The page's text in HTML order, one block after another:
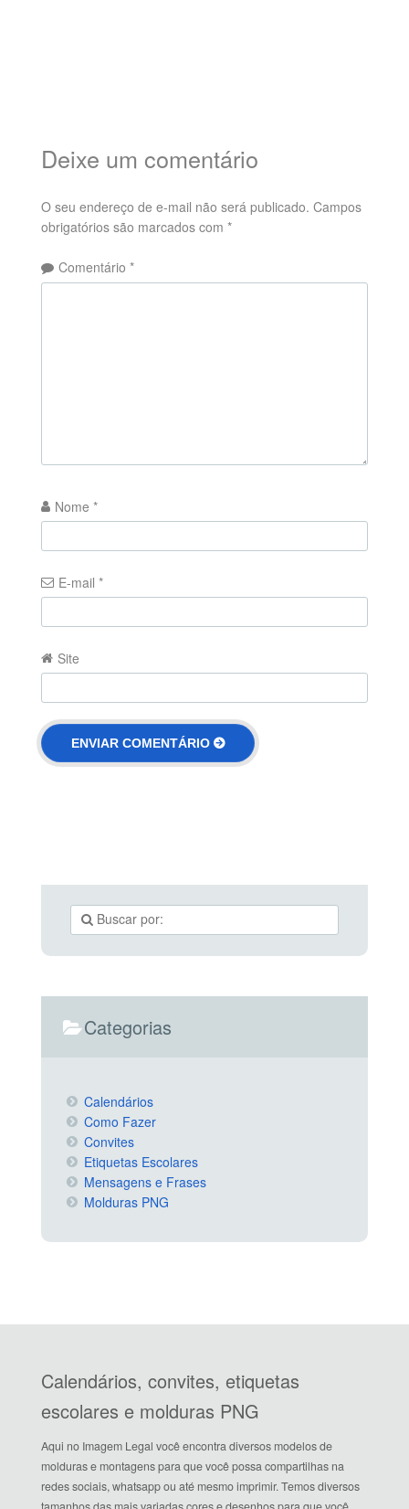
Deixe um comentário
O seu endereço de e-mail não será publicado. Campos
obrigatórios são marcados com *
Comentário *
Nome *
E-mail *
Site
Categorias
Calendários
Como Fazer
Convites
Etiquetas Escolares
Mensagens e Frases
Molduras PNG
Calendários, convites, etiquetas
escolares e molduras PNG
Aqui no Imagem Legal você encontra diversos modelos de
molduras e montagens para que você possa compartilhas na
redes sociais, whatsapp ou até mesmo imprimir. Temos diversos